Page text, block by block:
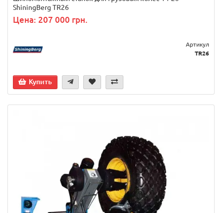
ShiningBerg TR26
Цена: 207 000 грн.
Артикул
TR26
Купить